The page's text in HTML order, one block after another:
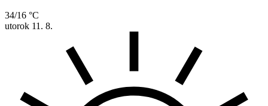
34/16 °C
utorok 11. 8.